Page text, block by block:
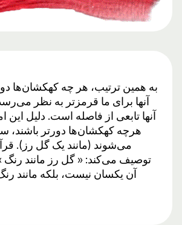
به همین ترتیب، هر چه کهکشان‌ها
آنها برای ما قرمزتر به نظر
آنها تابعی از فاصله است. دلیل
هرچه کهکشان‌ها دورتر باشند،
می‌شوند (مانند یک گل رز).
توصیف می‌کند: « گل رز مانند رنگ
آن یکسان نیست، بلکه مانند رنگ